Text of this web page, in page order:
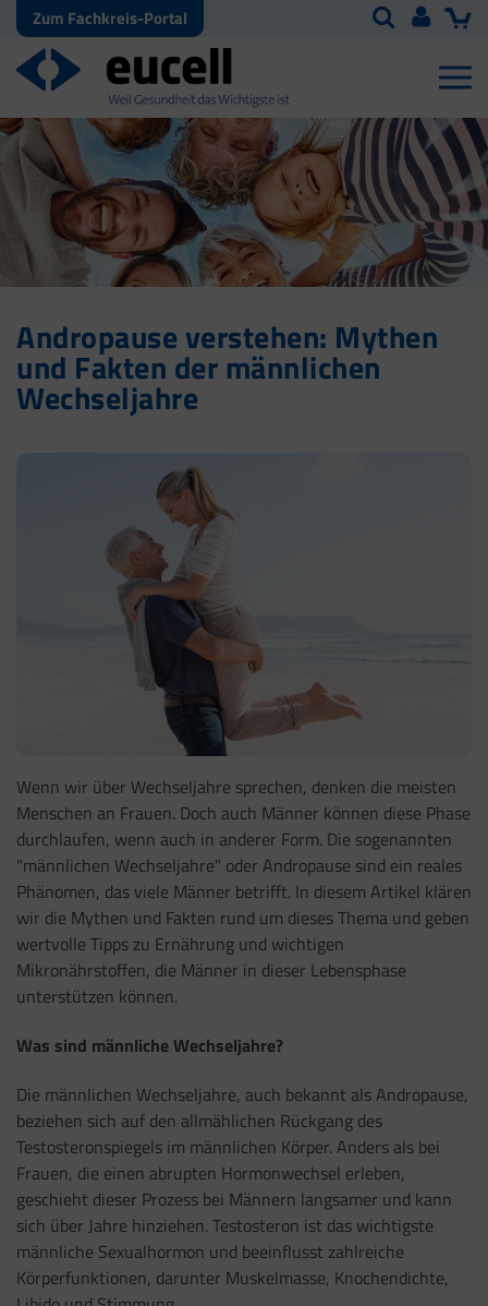
Zum Fachkreis-Portal
Andropause verstehen: Mythen
und Fakten der männlichen
Wechseljahre
Wenn wir über Wechseljahre sprechen, denken die meisten
Menschen an Frauen. Doch auch Männer können diese Phase
durchlaufen, wenn auch in anderer Form. Die sogenannten
"männlichen Wechseljahre" oder Andropause sind ein reales
Phänomen, das viele Männer betrifft. In diesem Artikel klären
wir die Mythen und Fakten rund um dieses Thema und geben
wertvolle Tipps zu Ernährung und wichtigen
Mikronährstoffen, die Männer in dieser Lebensphase
unterstützen können.
Was sind männliche Wechseljahre?
Die männlichen Wechseljahre, auch bekannt als Andropause,
beziehen sich auf den allmählichen Rückgang des
Testosteronspiegels im männlichen Körper. Anders als bei
Frauen, die einen abrupten Hormonwechsel erleben,
geschieht dieser Prozess bei Männern langsamer und kann
sich über Jahre hinziehen. Testosteron ist das wichtigste
männliche Sexualhormon und beeinflusst zahlreiche
Körperfunktionen, darunter Muskelmasse, Knochendichte,